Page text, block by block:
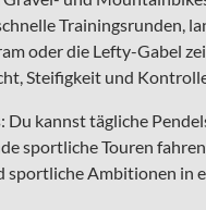
Trainingsrunden,
oder die Lefty-Gabel
Steifigkeit und
Du kannst tägliche
sportliche Touren
sportliche Ambitionen